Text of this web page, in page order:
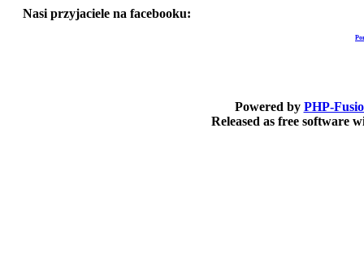
Nasi przyjaciele na facebooku:
Powered by PHP-
Released as free software